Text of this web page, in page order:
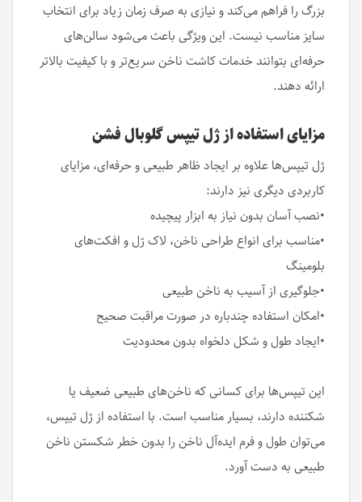
بزرگ را فراهم می‌کند و نیازی به صرف زمان زیاد برای انتخاب
سایز مناسب نیست. این ویژگی باعث می‌شود سالن‌های
حرفه‌ای بتوانند خدمات کاشت ناخن سریع‌تر و با کیفیت بالاتر
ارائه دهند.
مزایای استفاده از ژل تیپس گلوبال فشن
ژل تیپس‌ها علاوه بر ایجاد ظاهر طبیعی و حرفه‌ای، مزایای
کاربردی دیگری نیز دارند:
•نصب آسان بدون نیاز به ابزار پیچیده
•مناسب برای انواع طراحی ناخن، لاک ژل و افکت‌های
بلومینگ
•جلوگیری از آسیب به ناخن طبیعی
•امکان استفاده چندباره در صورت مراقبت صحیح
•ایجاد طول و شکل دلخواه بدون محدودیت
این تیپس‌ها برای کسانی که ناخن‌های طبیعی ضعیف یا
شکننده دارند، بسیار مناسب است. با استفاده از ژل تیپس،
می‌توان طول و فرم ایده‌آل ناخن را بدون خطر شکستن ناخن
طبیعی به دست آورد.